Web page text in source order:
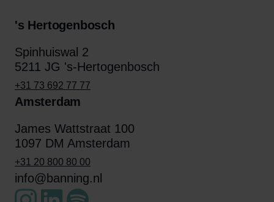
's Hertogenbosch
Spinhuiswal 2
5211 JG 's-Hertogenbosch
+31 73 692 77 77
Amsterdam
James Wattstraat 100
1097 DM Amsterdam
+31 20 800 80 00
info@banning.nl